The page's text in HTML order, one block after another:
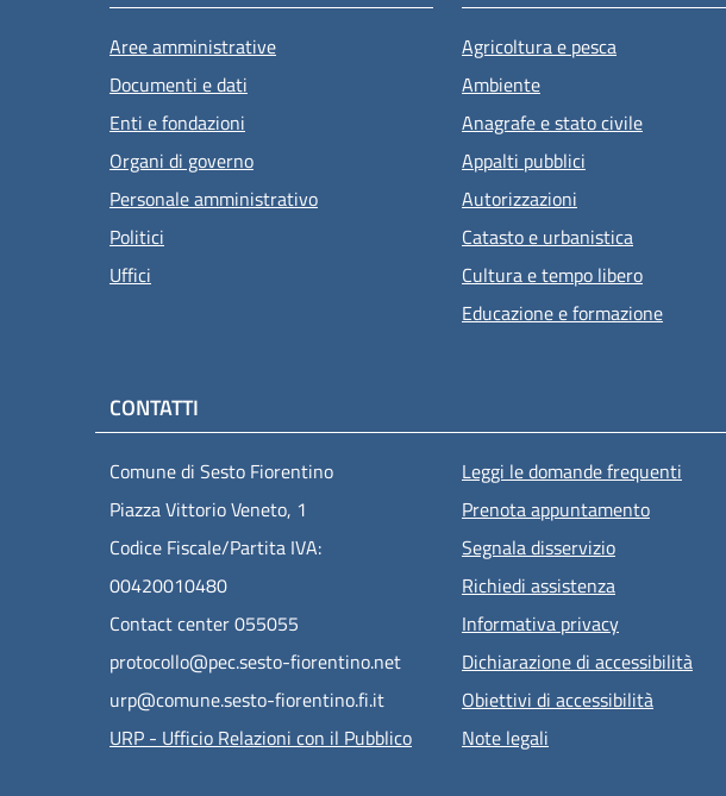
Aree amministrative
Documenti e dati
Enti e fondazioni
Organi di governo
Personale amministrativo
Politici
Uffici
Agricoltura e pesca
Ambiente
Anagrafe e stato civile
Appalti pubblici
Autorizzazioni
Catasto e urbanistica
Cultura e tempo libero
Educazione e formazione
CONTATTI
Comune di Sesto Fiorentino
Piazza Vittorio Veneto, 1
Codice Fiscale/Partita IVA:
00420010480
Contact center 055055
protocollo@pec.sesto-fiorentino.net
urp@comune.sesto-fiorentino.fi.it
URP - Ufficio Relazioni con il Pubblico
Menu piè di
Leggi le domande frequenti
Prenota appuntamento
Segnala disservizio
Richiedi assistenza
Informativa privacy
Dichiarazione di accessibilità
Obiettivi di accessibilità
Note legali